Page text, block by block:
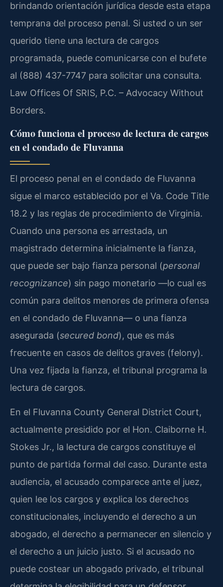
brindando orientación jurídica desde esta etapa
temprana del proceso penal. Si usted o un ser
querido tiene una lectura de cargos
programada, puede comunicarse con el bufete
al (888) 437-7747 para solicitar una consulta.
Law Offices Of SRIS, P.C. – Advocacy Without
Borders.
Cómo funciona el proceso de lectura de cargos
en el condado de Fluvanna
El proceso penal en el condado de Fluvanna
sigue el marco establecido por el Va. Code Title
18.2 y las reglas de procedimiento de Virginia.
Cuando una persona es arrestada, un
magistrado determina inicialmente la fianza,
que puede ser bajo fianza personal (personal
recognizance) sin pago monetario —lo cual es
común para delitos menores de primera ofensa
en el condado de Fluvanna— o una fianza
asegurada (secured bond), que es más
frecuente en casos de delitos graves (felony).
Una vez fijada la fianza, el tribunal programa la
lectura de cargos.
En el Fluvanna County General District Court,
actualmente presidido por el Hon. Claiborne H.
Stokes Jr., la lectura de cargos constituye el
punto de partida formal del caso. Durante esta
audiencia, el acusado comparece ante el juez,
quien lee los cargos y explica los derechos
constitucionales, incluyendo el derecho a un
abogado, el derecho a permanecer en silencio y
el derecho a un juicio justo. Si el acusado no
puede costear un abogado privado, el tribunal